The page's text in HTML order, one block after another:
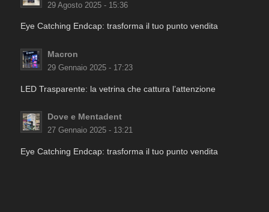
29 Agosto 2025 - 15:36
Eye Catching Endcap: trasforma il tuo punto vendita
Macron
29 Gennaio 2025 - 17:23
LED Trasparente: la vetrina che cattura l’attenzione
Dove e Mentadent
27 Gennaio 2025 - 13:21
Eye Catching Endcap: trasforma il tuo punto vendita